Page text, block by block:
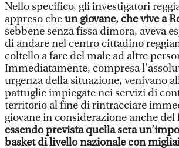
Nello specifico, gli investigatori
appreso cheun giovane, che vive a
sebbene senza fissa dimora, aveva
di andare nel centro cittadino
coltello a fare del male ad altre
Immediatamente, compresa
urgenza della situazione, venivano
pattuglie impiegate nei servizi di
territorio al fine di rintracciare
giovane in considerazione anche del
essendo prevista quella sera
basket di livello nazionale con